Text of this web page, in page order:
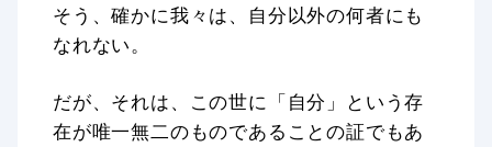
そう、確かに我々は、自分以外の何者にも
なれない。
だが、それは、この世に「自分」という存
在が唯一無二のものであることの証でもあ